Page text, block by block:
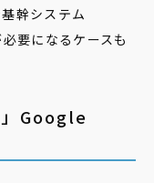
幹システム
要になるケースも
Google